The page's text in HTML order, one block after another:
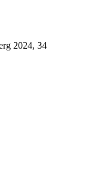
2024, 34